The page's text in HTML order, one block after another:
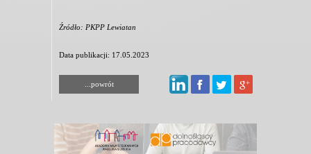
Źródło: PKPP Lewiatan
Data publikacji: 17.05.2023
...powrót